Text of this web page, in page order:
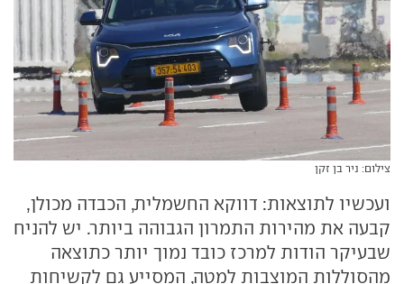
צילום: ניר בן זקן
ועכשיו לתוצאות: דווקא החשמלית, הכבדה מכולן,
קבעה את מהירות התמרון הגבוהה ביותר. יש להניח
שבעיקר הודות למרכז כובד נמוך יותר כתוצאה
מהסוללות המוצבות למטה, המסייע גם לקשיחות